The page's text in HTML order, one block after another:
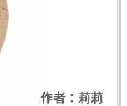
作者：莉莉